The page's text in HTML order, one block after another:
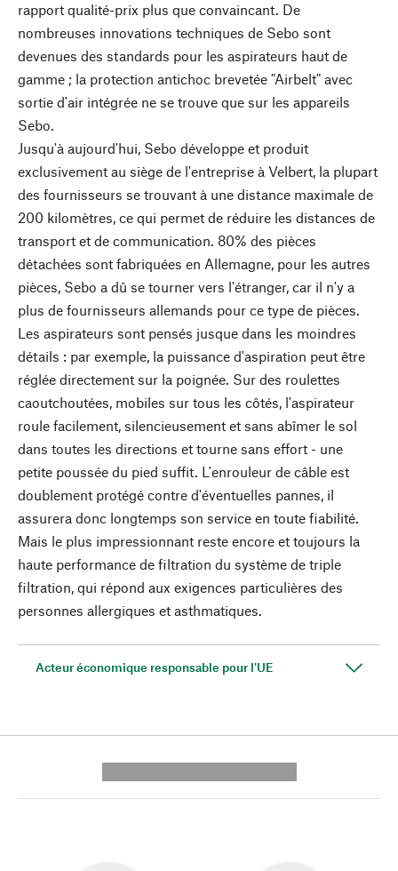
rapport qualité-prix plus que convaincant. De
nombreuses innovations techniques de Sebo sont
devenues des standards pour les aspirateurs haut de
gamme ; la protection antichoc brevetée "Airbelt" avec
sortie d'air intégrée ne se trouve que sur les appareils
Sebo.
Jusqu'à aujourd'hui, Sebo développe et produit
exclusivement au siège de l'entreprise à Velbert, la plupart
des fournisseurs se trouvant à une distance maximale de
200 kilomètres, ce qui permet de réduire les distances de
transport et de communication. 80% des pièces
détachées sont fabriquées en Allemagne, pour les autres
pièces, Sebo a dû se tourner vers l'étranger, car il n'y a
plus de fournisseurs allemands pour ce type de pièces.
Les aspirateurs sont pensés jusque dans les moindres
détails : par exemple, la puissance d'aspiration peut être
réglée directement sur la poignée. Sur des roulettes
caoutchoutées, mobiles sur tous les côtés, l'aspirateur
roule facilement, silencieusement et sans abîmer le sol
dans toutes les directions et tourne sans effort - une
petite poussée du pied suffit. L'enrouleur de câble est
doublement protégé contre d'éventuelles pannes, il
assurera donc longtemps son service en toute fiabilité.
Mais le plus impressionnant reste encore et toujours la
haute performance de filtration du système de triple
filtration, qui répond aux exigences particulières des
personnes allergiques et asthmatiques.
Acteur économique responsable pour l'UE